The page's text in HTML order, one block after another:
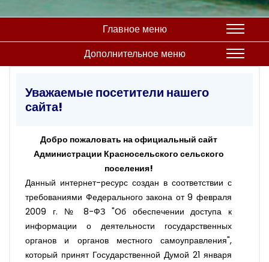
Главное меню
Дополнительное меню
Уважаемые посетители нашего
сайта!
Добро пожаловать на официальный сайт
Администрации Красносельского сельского
поселения!
Данный интернет-ресурс создан в соответствии с
требованиями Федерального закона от 9 февраля
2009 г. № 8-ФЗ "Об обеспечении доступа к
информации о деятельности государственных
органов и органов местного самоуправления",
который принят Государственной Думой 21 января